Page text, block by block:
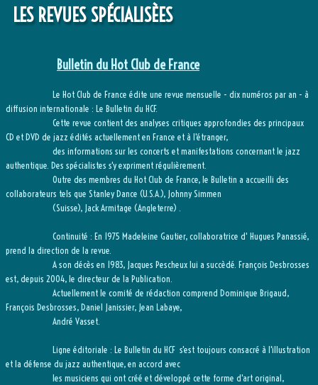
LES REVUES SPÉCIALISÈES
Bulletin du Hot Club de France
Le Hot Club de France édite une revue mensuelle - dix numéros par an - à
diffusion internationale : Le Bulletin du HCF.
Cette revue contient des analyses critiques approfondies des principaux
CD et DVD de jazz édités actuellement en France et à l'étranger,
des informations sur les concerts et manifestations concernant le jazz
authentique. Des spécialistes s'y expriment régulièrement.
Outre des membres du Hot Club de France, le Bulletin a accueilli des
collaborateurs tels que Stanley Dance (U.S.A.), Johnny Simmen
(Suisse), Jack Armitage (Angleterre) .
Continuité : En 1975 Madeleine Gautier, collaboratrice d' Hugues Panassié,
prend la direction de la revue.
A son décès en 1983, Jacques Pescheux lui a succèdé. François Desbrosses
est, depuis 2004, le directeur de la Publication.
Actuellement le comité de rédaction comprend Dominique Brigaud,
François Desbrosses, Daniel Janissier, Jean Labaye,
André Vasset.
Ligne éditoriale : Le Bulletin du HCF s'est toujours consacré à l'illustration
et la défense du jazz authentique, en accord avec
les musiciens qui ont créé et développé cette forme d'art original,